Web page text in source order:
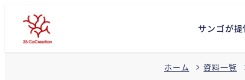
サンゴが
ホーム 資料一覧